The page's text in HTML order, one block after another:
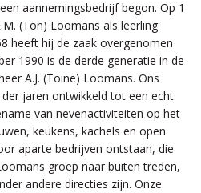
aannemingsbedrijf begon. Op 1
(Ton) Loomans als leerling
heeft hij de zaak overgenomen
1990 is de derde generatie in de
A.J. (Toine) Loomans. Ons
jaren ontwikkeld tot een echt
van nevenactiviteiten op het
keukens, kachels en open
aparte bedrijven ontstaan, die
groep naar buiten treden,
andere directies zijn. Onze